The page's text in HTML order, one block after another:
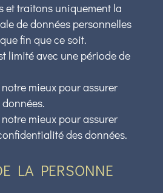
et traitons uniquement la
de données personnelles
fin que ce soit.
limité avec une période de
mieux pour assurer
données.
mieux pour assurer
des données.
LA PERSONNE